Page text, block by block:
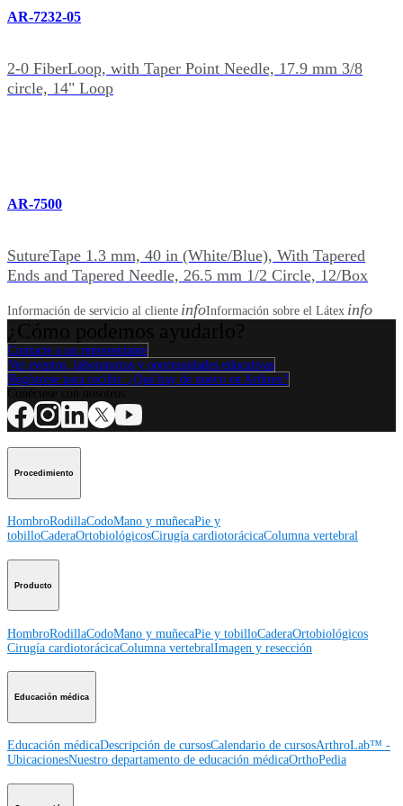
AR-7232-05
2-0 FiberLoop, with Taper Point Needle, 17.9 mm 3/8
circle, 14" Loop
AR-7500
SutureTape 1.3 mm, 40 in (White/Blue), With Tapered
Ends and Tapered Needle, 26.5 mm 1/2 Circle, 12/Box
Información de servicio al cliente infoInformación sobre el Látex info
Contacte a un representante
Ver eventos, laboratorios y oportunidades educativas
Regístrese para recibir: ¿Qué hay de nuevo en Arthrex?
Procedimiento
HombroRodillaCodoMano y muñecaPie y
tobilloCaderaOrtobiológicosCirugía cardiotorácicaColumna vertebral
Producto
HombroRodillaCodoMano y muñecaPie y tobilloCaderaOrtobiológicos
Cirugía cardiotorácicaColumna vertebralImagen y resección
Educación médica
Educación médicaDescripción de cursosCalendario de cursosArthroLab™ -
UbicacionesNuestro departamento de educación médicaOrthoPedia